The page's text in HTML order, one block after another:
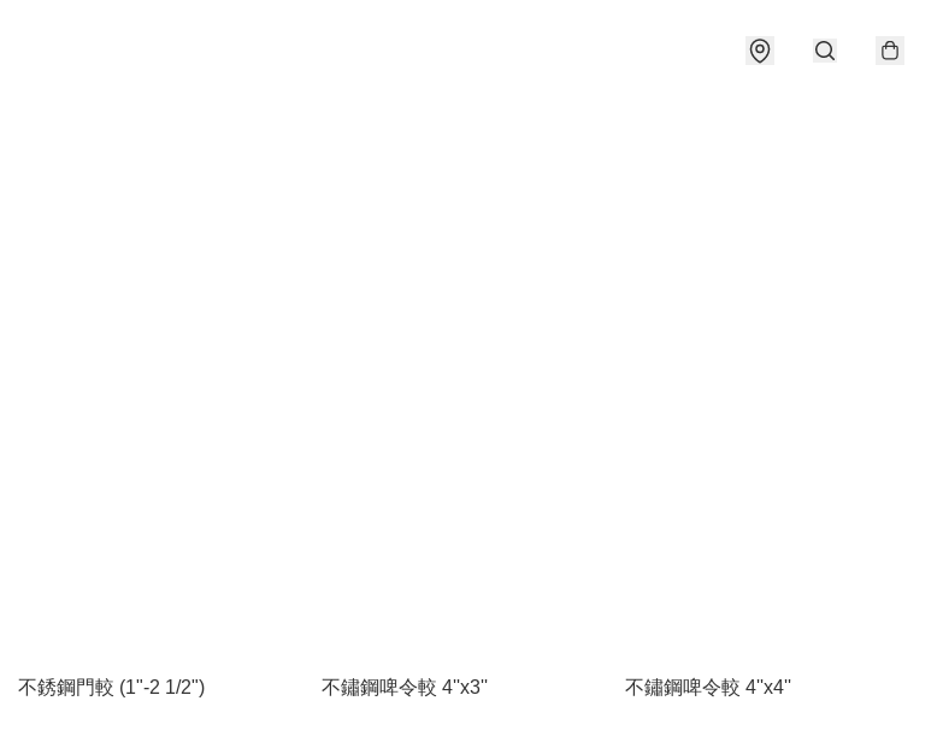
不銹鋼門較 (1"-2 1/2") 不鏽鋼啤令較 4''x3'' 不鏽鋼啤令較 4''x4''